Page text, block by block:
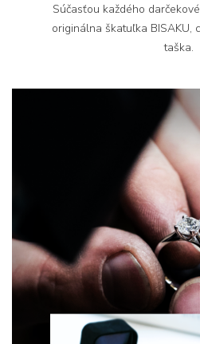
Súčasťou každého
originálna škatuľka BISAKU,
taška.